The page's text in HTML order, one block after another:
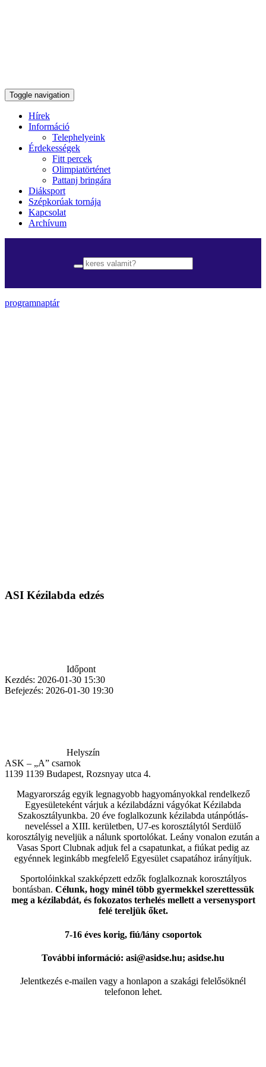
Toggle navigation
Hírek
Információ
Telephelyeink
Érdekességek
Fitt percek
Olimpiatörténet
Pattanj bringára
Diáksport
Szépkorúak tornája
Kapcsolat
Archívum
programnaptár
ASI Kézilabda edzés
Időpont
Kezdés: 2026-01-30 15:30
Befejezés: 2026-01-30 19:30
Helyszín
ASK – „A” csarnok
1139 1139 Budapest, Rozsnyay utca 4.
Magyarország egyik legnagyobb hagyományokkal rendelkező
Egyesületeként várjuk a kézilabdázni vágyókat Kézilabda
Szakosztályunkba. 20 éve foglalkozunk kézilabda utánpótlás-
neveléssel a XIII. kerületben, U7-es korosztálytól Serdülő
korosztályig neveljük a nálunk sportolókat. Leány vonalon ezután a
Vasas Sport Clubnak adjuk fel a csapatunkat, a fiúkat pedig az
egyénnek leginkább megfelelő Egyesület csapatához irányítjuk.
Sportolóinkkal szakképzett edzők foglalkoznak korosztályos
bontásban. Célunk, hogy minél több gyermekkel szerettessük
meg a kézilabdát, és fokozatos terhelés mellett a versenysport
felé tereljük őket.
7-16 éves korig, fiú/lány csoportok
További információ: asi@asidse.hu; asidse.hu
Jelentkezés e-mailen vagy a honlapon a szakági felelősöknél
telefonon lehet.